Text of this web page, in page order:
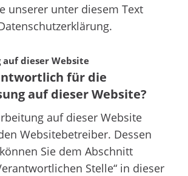
unserer unter diesem Text
auf dieser Website
für die
auf dieser Website?
auf dieser Website
Websitebetreiber. Dessen
Sie dem Abschnitt
Stelle“ in dieser